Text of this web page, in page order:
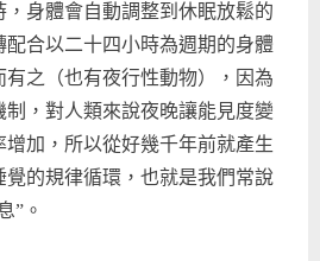
身體會自動調整到休眠放鬆的
合以二十四小時為週期的身體
之（也有夜行性動物），因為
，對人類來說夜晚讓能見度變
加，所以從好幾千年前就產生
覺的規律循環，也就是我們常說
”。